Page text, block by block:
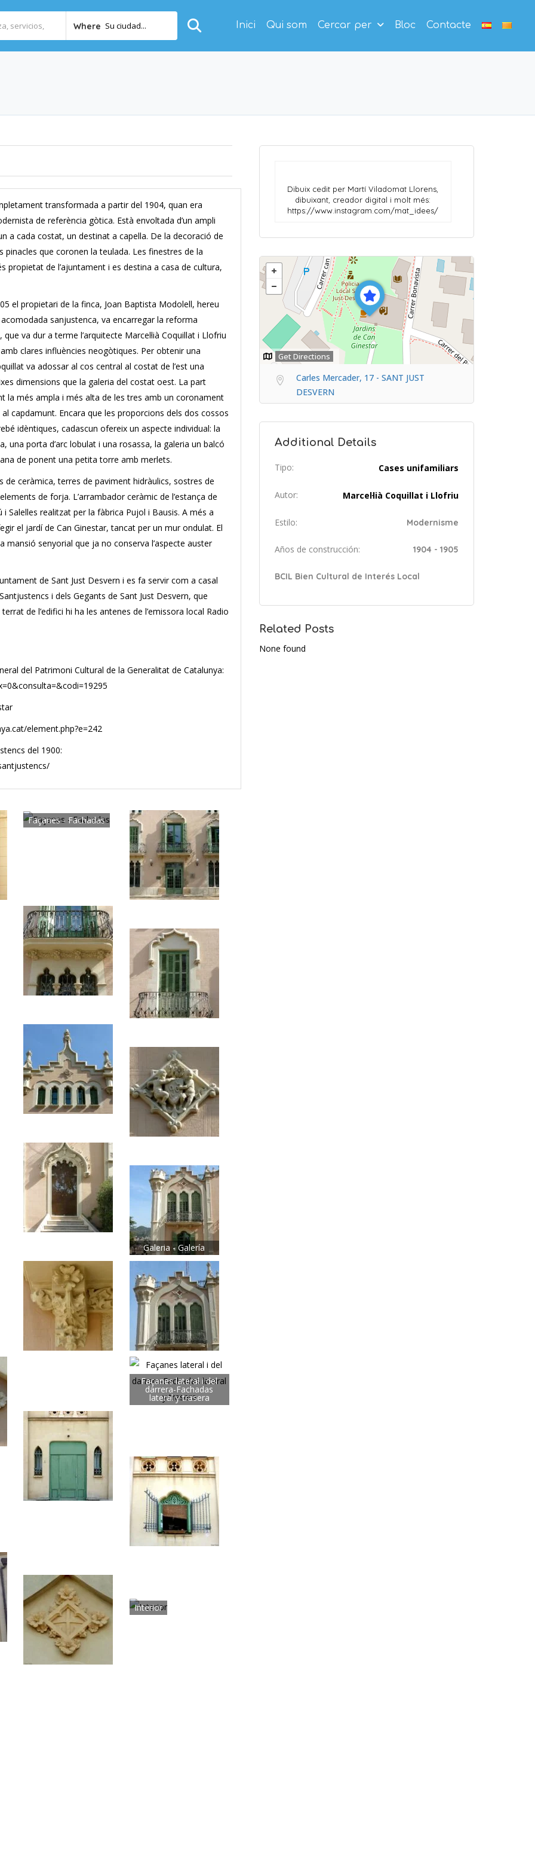
Where Su ciudad... Inici Qui som Cercar per Bloc Contacte
transformada a partir del 1904, quan era
de referència gòtica. Està envoltada d’un ampli
a cada costat, un destinat a capella. De la decoració de
que coronen la teulada. Les finestres de la
propietat de l’ajuntament i es destina a casa de cultura,
el propietari de la finca, Joan Baptista Modolell, hereu
acomodada sanjustenca, va encarregar la reforma
que va dur a terme l’arquitecte Marcel·lià Coquillat i Llofriu
clares influències neogòtiques. Per obtenir una
va adossar al cos central al costat de l’est una
dimensions que la galeria del costat oest. La part
la més ampla i més alta de les tres amb un coronament
capdamunt. Encara que les proporcions dels dos cossos
idèntiques, cadascun ofereix un aspecte individual: la
una porta d’arc lobulat i una rosassa, la galeria un balcó
de ponent una petita torre amb merlets.
de ceràmica, terres de paviment hidràulics, sostres de
de forja. L’arrambador ceràmic de l’estança de
Salelles realitzat per la fàbrica Pujol i Bausis. A més a
el jardí de Can Ginestar, tancat per un mur ondulat. El
senyorial que ja no conserva l’aspecte auster
de Sant Just Desvern i es fa servir com a casal
i dels Gegants de Sant Just Desvern, que
de l’edifici hi ha les antenes de l’emissora local Radio
del Patrimoni Cultural de la Generalitat de Catalunya:
element.php?e=242
del 1900:
Façanes - Fachadas
Galeria - Galería
Façanes lateral i del
darrera-Fachadas
lateral y trasera
Interior
Dibuix cedit per Martí Viladomat Llorens,
dibuixant, creador digital i molt més:
https://www.instagram.com/mat_idees/
Get Directions
Carles Mercader, 17 - SANT JUST
DESVERN
Additional Details
Tipo: Cases unifamiliars
Autor: Marcel·lià Coquillat i Llofriu
Estilo: Modernisme
Años de construcción: 1904 - 1905
BCIL Bien Cultural de Interés Local
Related Posts
None found